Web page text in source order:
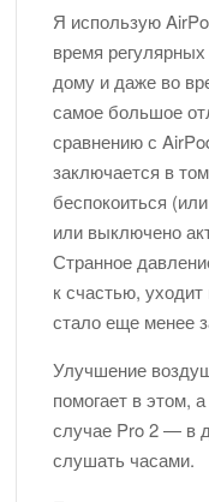
Я использую
время
дому и даже во
самое большое
сравнению с
заключается в
беспокоиться
или выключено
Странное
к счастью,
стало еще менее
Улучшение
помогает в этом,
случае Pro 2 — в
слушать часами.